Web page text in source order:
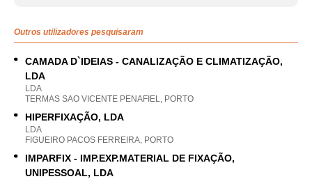
Outros utilizadores pesquisaram
CAMADA D`IDEIAS - CANALIZAÇÃO E CLIMATIZAÇÃO,
LDA
LDA
TERMAS SAO VICENTE PENAFIEL, PORTO
HIPERFIXAÇÃO, LDA
LDA
FIGUEIRO PACOS FERREIRA, PORTO
IMPARFIX - IMP.EXP.MATERIAL DE FIXAÇÃO,
UNIPESSOAL, LDA